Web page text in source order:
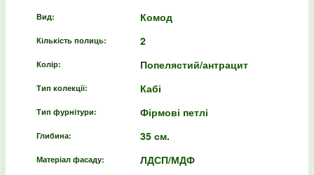
Вид: Комод
Кількість полиць: 2
Колір: Попелястий/антрацит
Тип колекції: Кабі
Тип фурнітури: Фірмові петлі
Глибина: 35 см.
Матеріал фасаду: ЛДСП/МДФ